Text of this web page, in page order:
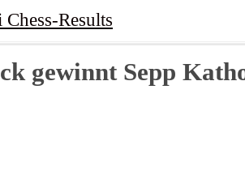
Results
gewinnt Sepp